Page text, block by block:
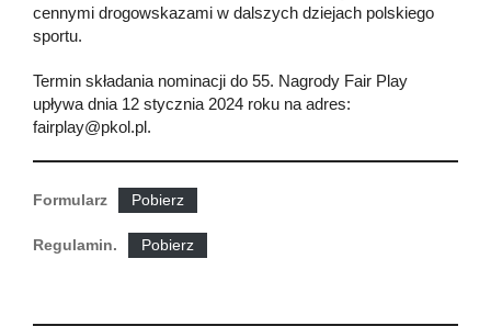
cennymi drogowskazami w dalszych dziejach polskiego
sportu.
Termin składania nominacji do 55. Nagrody Fair Play
upływa dnia 12 stycznia 2024 roku na adres:
fairplay@pkol.pl.
Formularz Pobierz
Regulamin. Pobierz